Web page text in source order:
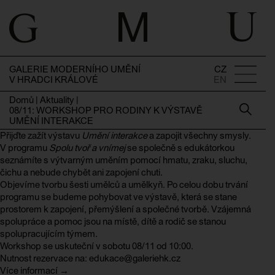
GALERIE MODERNÍHO UMĚNÍ
V HRADCI KRÁLOVÉ
CZ
EN
Domů | Aktuality |
08/11: WORKSHOP PRO RODINY K VÝSTAVĚ
UMĚNÍ INTERAKCE
Přijďte zažít výstavu Umění interakcea zapojit všechny smysly.
V programu Spolu tvoř a vnímejse společně s edukátorkou
seznámíte s výtvarným uměním pomocí hmatu, zraku, sluchu,
čichu a nebude chybět ani zapojení chuti.
Objevíme tvorbu šesti umělců a umělkyň. Po celou dobu trvání
programu se budeme pohybovat ve výstavě, která se stane
prostorem k zapojení, přemýšlení a společné tvorbě. Vzájemná
spolupráce a pomoc jsou na místě, dítě a rodič se stanou
spolupracujícím týmem.
Workshop se uskuteční v sobotu 08/11 od 10:00.
Nutnost rezervace na: edukace@galeriehk.cz
Více informací →